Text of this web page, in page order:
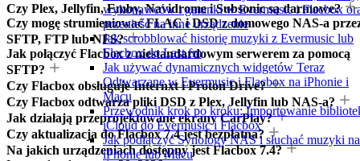
wykonawców i gatunki w Evermusic i Flacbox
przenieść na inne urządzenie
Jak scrobblować historię muzyki z Evermusic lub
Flacbox do Last.fm
Jak używać dynamicznych widgetów Teraz
Odtwarzane w Evermusic i Flacbox na iPhonie i
Macu
Przewodnik krok po kroku: Importowanie
iCloud do Evermusic i Flacbox
Jak podłączyć Synology NAS i słuchać muzyki na
iPhonie lub Macu
Czy Plex, Jellyfin, Emby, Navidrome i Subsonic są darmowe?
Czy mogę strumieniować FLAC i DSD z domowego NAS-a
SFTP, FTP lub NFS?
Jak połączyć Flacbox z niestandardowym serwerem za pomocą
SFTP?
Czy Flacbox obsługuje Internxt i Proton Drive?
Czy Flacbox odtwarza pliki DSD z Plex, Jellyfin lub NAS-a?
Jak działają przeprojektowane ekrany CarPlay?
Czy aktualizacja do Flacbox 7.4 jest bezpłatna?
Na jakich urządzeniach dostępny jest Flacbox 7.4?